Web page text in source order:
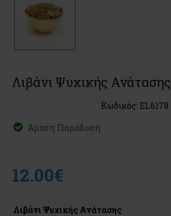
Λιβάνι Ψυχικής Ανάτασης
Κωδικός: EL6178
Άμεση Παράδοση
12.00€
Λιβάνι Ψυχικής Ανάτασης